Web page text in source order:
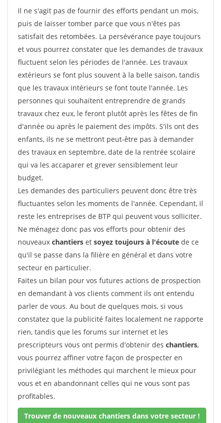
Il ne s'agit pas de fournir des efforts pendant un mois,
puis de laisser tomber parce que vous n'êtes pas
satisfait des retombées. La persévérance paye toujours
et vous pourrez constater que les demandes de travaux
fluctuent selon les périodes de l'année. Les travaux
extérieurs se font plus souvent à la belle saison, tandis
que les travaux intérieurs se font toute l'année. Les
personnes qui souhaitent entreprendre de grands
travaux chez eux, le feront plutôt après les fêtes de fin
d'année ou après le paiement des impôts. S'ils ont des
enfants, ils ne se mettront peut-être pas à demander
des travaux en septembre, date de la rentrée scolaire
qui va les accaparer et grever sensiblement leur
budget.
Les demandes des particuliers peuvent donc être très
fluctuantes selon les moments de l'année. Cependant, il
reste les entreprises de BTP qui peuvent vous solliciter.
Ne ménagez donc pas vos efforts pour obtenir des
nouveaux chantiers et soyez toujours à l'écoute de ce
qu'il se passe dans la filière en général et dans votre
secteur en particulier.
Faites un bilan pour vos futures actions de prospection
en demandant à vos clients comment ils ont entendu
parler de vous. Au bout de quelques mois, si vous
constatez que la publicité faites localement ne rapporte
rien, tandis que les forums sur internet et les
prescripteurs vous ont permis d'obtenir des chantiers,
vous pourrez affiner votre façon de prospecter en
privilégiant les méthodes qui marchent le mieux pour
vous et en abandonnant celles qui ne vous sont pas
profitables.
Trouver de nouveaux chantiers dans votre secteur !